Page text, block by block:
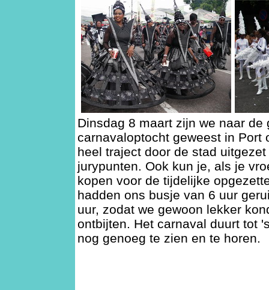
Dinsdag 8 maart zijn we naar de
carnavaloptocht geweest in Port
heel traject door de stad
jurypunten. Ook kun je, als je
kopen voor de tijdelijke
hadden ons busje van 6 uur
uur, zodat we gewoon lekker
ontbijten. Het carnaval duurt tot
nog genoeg te zien en te horen.